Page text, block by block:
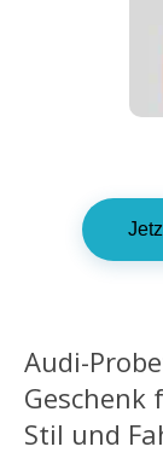
Audi-
Geschenk
Stil und